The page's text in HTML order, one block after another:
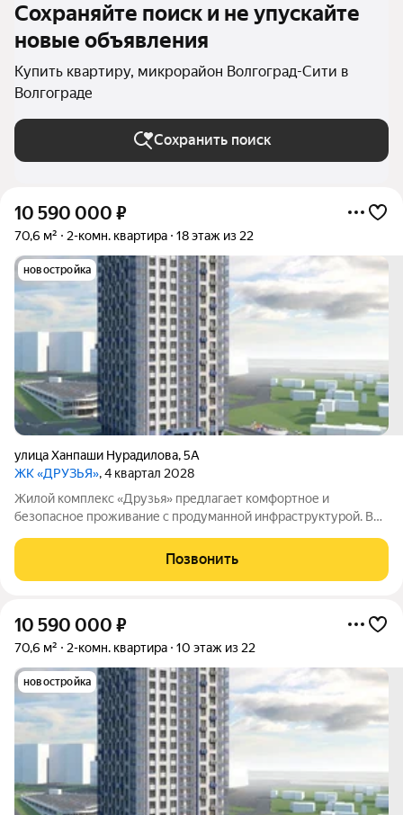
Сохраняйте поиск и не упускайте
новые объявления
Купить квартиру, микрорайон Волгоград-Сити в
Волгограде
Сохранить поиск
10 590 000 ₽
70,6 м² 2-комн. квартира 18 этаж из 22
новостройка
улица Ханпаши Нурадилова,5А
ЖК «ДРУЗЬЯ», 4 квартал 2028
Жилой комплекс «Друзья» предлагает комфортное и
безопасное проживание с продуманной инфраструктурой. Во
есть детские и спортивные площадки, а также велосипедные
дорожки. В самом комплексе
Позвонить
10 590 000 ₽
70,6 м² 2-комн. квартира 10 этаж из 22
новостройка